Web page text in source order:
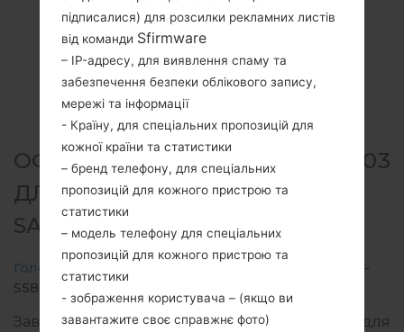
ОФІЦІЙНА ПРОШИВКА #135903
ДЛЯ GT-S5830 -
SAMSUNGGALAXY ACE
Головна
GT-
S5830_SFR_1_20120821164553_a79c6lorrw.zip
Завантажте останнє оновлення прошивки для
підписалися) для розсилки рекламних листів
від команди Sfirmware
– IP-адресу, для виявлення спаму та
забезпечення безпеки облікового запису,
мережі та інформації
- Країну, для спеціальних пропозицій для
кожної країни та статистики
– бренд телефону, для спеціальних
пропозицій для кожного пристрою та
статистики
– модель телефону для спеціальних
пропозицій для кожного пристрою та
статистики
- зображення користувача – (якщо ви
завантажите своє справжнє фото)